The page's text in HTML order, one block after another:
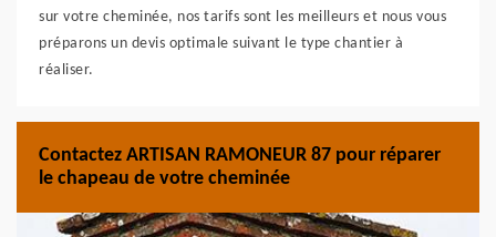
sur votre cheminée, nos tarifs sont les meilleurs et nous vous
préparons un devis optimale suivant le type chantier à
réaliser.
Contactez ARTISAN RAMONEUR 87 pour réparer
le chapeau de votre cheminée